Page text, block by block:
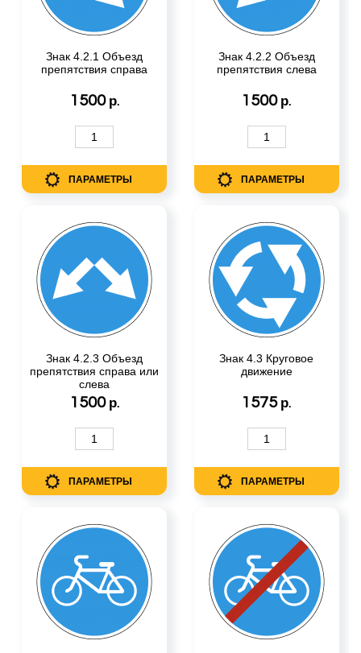
Знак 4.2.1 Объезд
препятствия справа
1500 р.
ПАРАМЕТРЫ
Знак 4.2.2 Объезд
препятствия слева
1500 р.
ПАРАМЕТРЫ
Знак 4.2.3 Объезд
препятствия справа или
слева
1500 р.
ПАРАМЕТРЫ
Знак 4.3 Круговое
движение
1575 р.
ПАРАМЕТРЫ